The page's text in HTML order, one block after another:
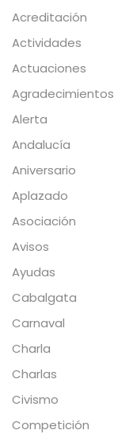
Acreditación
Actividades
Actuaciones
Agradecimientos
Alerta
Andalucía
Aniversario
Aplazado
Asociación
Avisos
Ayudas
Cabalgata
Carnaval
Charla
Charlas
Civismo
Competición